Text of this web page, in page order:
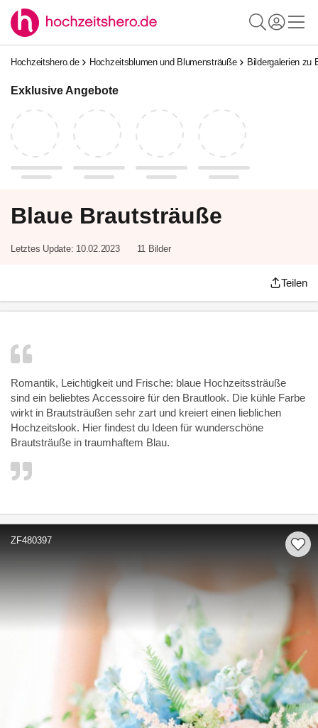
Hochzeitshero.de Hochzeitsblumen und Blumensträuße Bildergalerien zu
Exklusive Angebote
Blaue Brautsträuße
Letztes Update: 10.02.2023 11 Bilder
Teilen
Romantik, Leichtigkeit und Frische: blaue Hochzeitssträuße
sind ein beliebtes Accessoire für den Brautlook. Die kühle Farbe
wirkt in Brautsträußen sehr zart und kreiert einen lieblichen
Hochzeitslook. Hier findest du Ideen für wunderschöne
Brautsträuße in traumhaftem Blau.
ZF480397